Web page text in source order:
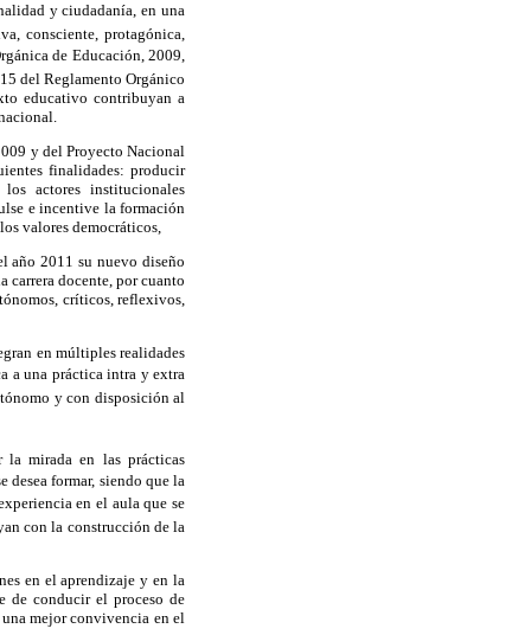
y ciudadanía, en una
consciente, protagónica,
de Educación, 2009,
del Reglamento Orgánico
educativo contribuyan a
y del Proyecto Nacional
finalidades: producir
actores institucionales
e incentive la formación
valores democráticos,
año 2011 su nuevo diseño
carrera docente, por cuanto
, críticos, reflexivos,
en múltiples realidades
una práctica intra y extra
y con disposición al
la mirada en las prácticas
desea formar, siendo que la
en el aula que se
con la construcción de la
en el aprendizaje y en la
de conducir el proceso de
mejor convivencia en el